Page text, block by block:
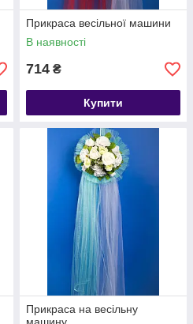
Прикраса весільної машини
В наявності
714 ₴
Купити
Прикраса на весільну